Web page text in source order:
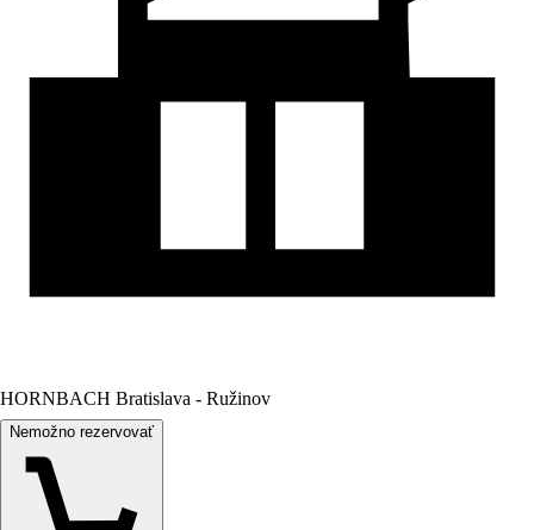
HORNBACH Bratislava - Ružinov
Nemožno rezervovať